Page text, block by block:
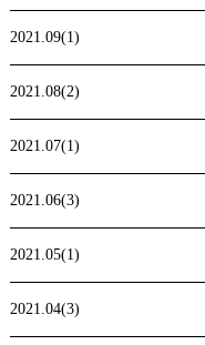
2021.09(1)
2021.08(2)
2021.07(1)
2021.06(3)
2021.05(1)
2021.04(3)